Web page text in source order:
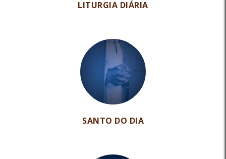
LITURGIA DIÁRIA
SANTO DO DIA